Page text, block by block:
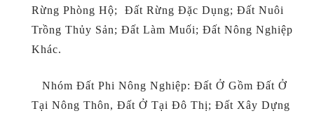
Rừng Phòng Hộ; Đất Rừng Đặc Dụng; Đất Nuôi
Trồng Thủy Sản; Đất Làm Muối; Đất Nông Nghiệp
Khác.
Nhóm Đất Phi Nông Nghiệp: Đất Ở Gồm Đất Ở
Tại Nông Thôn, Đất Ở Tại Đô Thị; Đất Xây Dựng